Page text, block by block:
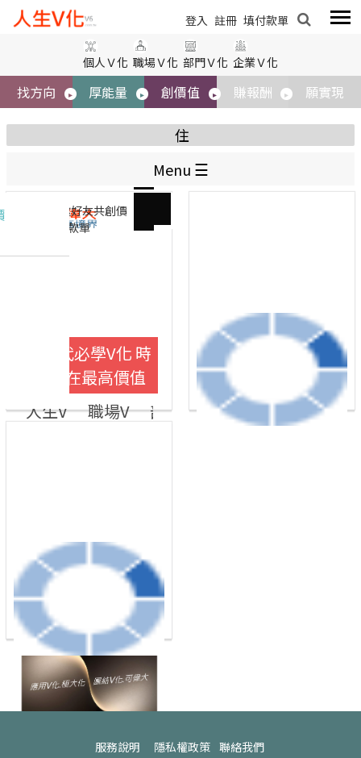
登入 註冊 填付款單
個人Ｖ化 職場Ｖ化 部門Ｖ化 企業Ｖ化
找方向 厚能量 創價值 賺報酬 願實現
住
Menu
邀好友共創價
填付款單
AI時代必學V化 時
間用在最高價值
人生V
職場V 部門V 企業V 學校V
分類
標題
燈泡
餐桌
服務說明 隱私權政策 聯絡我們 ​